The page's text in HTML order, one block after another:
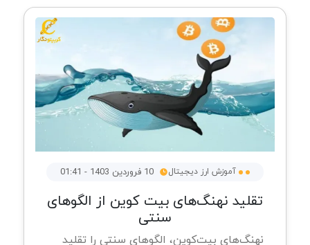
آموزش ارز دیجیتال
تقلید نهنگ‌های بیت کوین از الگوهای
سنتی
نهنگ‌های بیت‌کوین، الگوهای سنتی را تقلید